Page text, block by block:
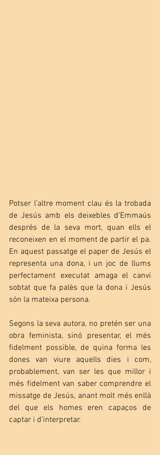
Potser l’altre moment clau és la trobada
de Jesús amb els deixebles d’Emmaús
després de la seva mort, quan ells el
reconeixen en el moment de partir el pa.
En aquest passatge el paper de Jesús el
representa una dona, i un joc de llums
perfectament executat amaga el canvi
sobtat que fa palès que la dona i Jesús
són la mateixa persona.
Segons la seva autora, no pretén ser una
obra feminista, sinó presentar, el més
fidelment possible, de quina forma les
dones van viure aquells dies i com,
probablement, van ser les que millor i
més fidelment van saber comprendre el
missatge de Jesús, anant molt més enllà
del que els homes eren capaços de
captar i d’interpretar.